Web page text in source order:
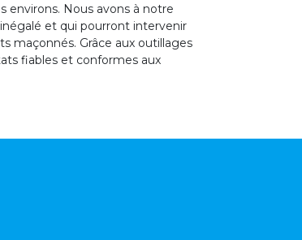
environs. Nous avons à notre
et qui pourront intervenir
maçonnés. Grâce aux outillages
fiables et conformes aux